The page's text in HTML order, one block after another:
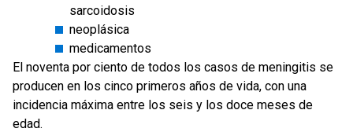
sarcoidosis
neoplásica
medicamentos
El noventa por ciento de todos los casos de meningitis se
producen en los cinco primeros años de vida, con una
incidencia máxima entre los seis y los doce meses de
edad.